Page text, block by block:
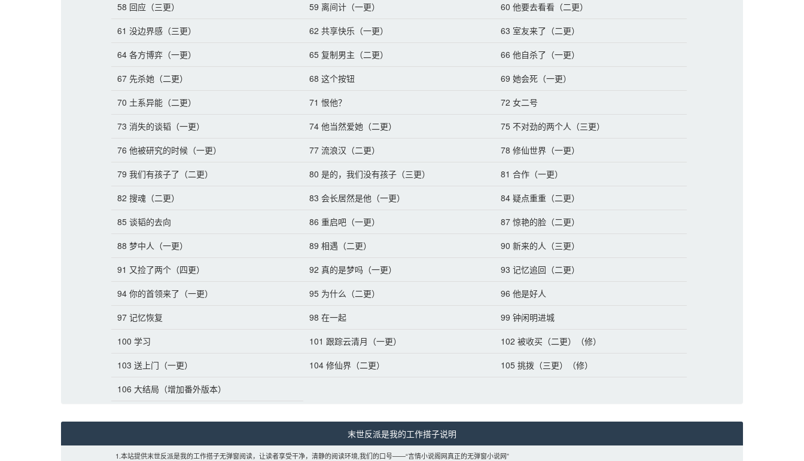
伪太子妃实际上星际海盗头子女主X温润如玉的贵族公子男主
ABO设定，但是这部分内容很少，就是借这个设定谈恋爱。
58 回应（三更）
59 离间计（一更）
60 他要去看看（二更）
61 没边界感（三更）
62 共享快乐（一更）
63 室友来了（二更）
64 各方博弈（一更）
65 复制男主（二更）
66 他自杀了（一更）
67 先杀她（二更）
68 这个按钮
69 她会死（一更）
70 土系异能（二更）
71 恨他？
72 女二号
73 消失的谈韬（一更）
74 他当然爱她（二更）
75 不对劲的两个人（三更）
76 他被研究的时候（一更）
77 流浪汉（二更）
78 修仙世界（一更）
79 我们有孩子了（二更）
80 是的，我们没有孩子（三更）
81 合作（一更）
82 搜魂（二更）
83 会长居然是他（一更）
84 疑点重重（二更）
85 谈韬的去向
86 重启吧（一更）
87 惊艳的脸（二更）
88 梦中人（一更）
89 相遇（二更）
90 新来的人（三更）
91 又捡了两个（四更）
92 真的是梦吗（一更）
93 记忆追回（二更）
94 你的首领来了（一更）
95 为什么（二更）
96 他是好人
97 记忆恢复
98 在一起
99 钟闲明进城
100 学习
101 跟踪云清月（一更）
102 被收买（二更）（修）
103 送上门（一更）
104 修仙界（二更）
105 挑拨（三更）（修）
106 大结局（增加番外版本）
末世反派是我的工作搭子说明
1.本站提供末世反派是我的工作搭子无弹窗阅读，让读者享受干净，清静的阅读环境,我们的口号——“言情小说阁网真正的无弹窗小说网”